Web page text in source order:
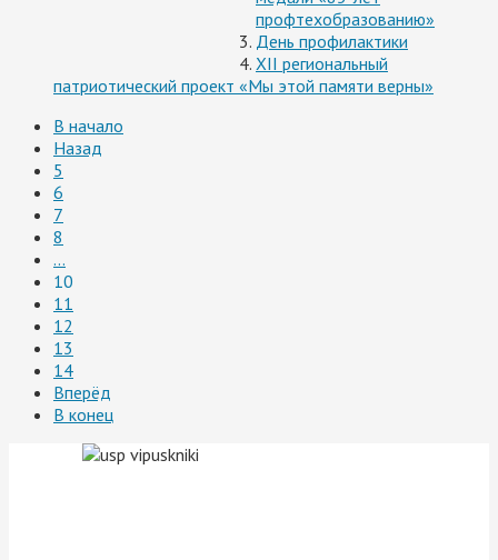
профтехобразованию»
День профилактики
XII региональный
патриотический проект «Мы этой памяти верны»
В начало
Назад
5
6
7
8
...
10
11
12
13
14
Вперёд
В конец